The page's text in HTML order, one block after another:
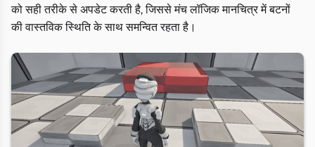
को सही तरीके से अपडेट करती है, जिससे मंच लॉजिक मानचित्र में बटनों
की वास्तविक स्थिति के साथ समन्वित रहता है।